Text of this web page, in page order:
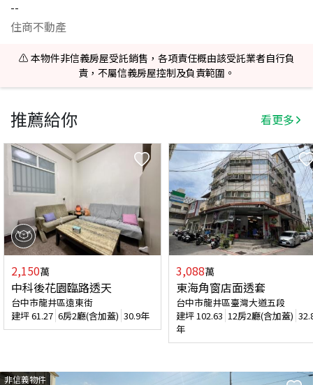
--
住商不動產
⚠️ 本物件非信義房屋受託銷售，各項責任概由該受託業者自行負
責，不屬信義房屋控制及負責範圍。
推薦給你 看更多
2,150萬
中科後花園臨路透天
台中市龍井區遠東街
建坪61.27 6房2廳(含加蓋) 30.9年
3,088萬
東海角窗店面透套
台中市龍井區臺灣大道五段
建坪102.63 12房2廳(含加蓋)
年
非信義物件